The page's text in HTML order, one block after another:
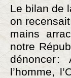
Le bilan de
on
mains
notre
dénoncer
l’homme,